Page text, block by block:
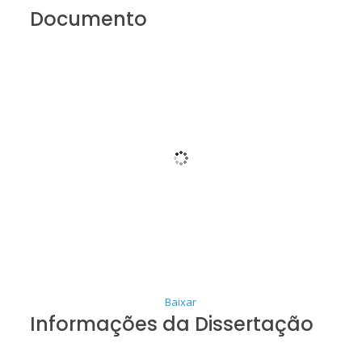
Documento
Baixar
Informações da Dissertação